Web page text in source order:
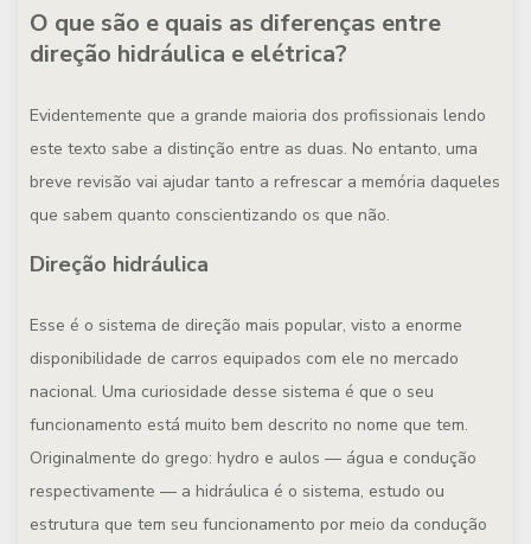
O que são e quais as diferenças entre
direção hidráulica e elétrica?
Evidentemente que a grande maioria dos profissionais lendo
este texto sabe a distinção entre as duas. No entanto, uma
breve revisão vai ajudar tanto a refrescar a memória daqueles
que sabem quanto conscientizando os que não.
Direção hidráulica
Esse é o sistema de direção mais popular, visto a enorme
disponibilidade de carros equipados com ele no mercado
nacional. Uma curiosidade desse sistema é que o seu
funcionamento está muito bem descrito no nome que tem.
Originalmente do grego: hydro e aulos — água e condução
respectivamente — a hidráulica é o sistema, estudo ou
estrutura que tem seu funcionamento por meio da condução